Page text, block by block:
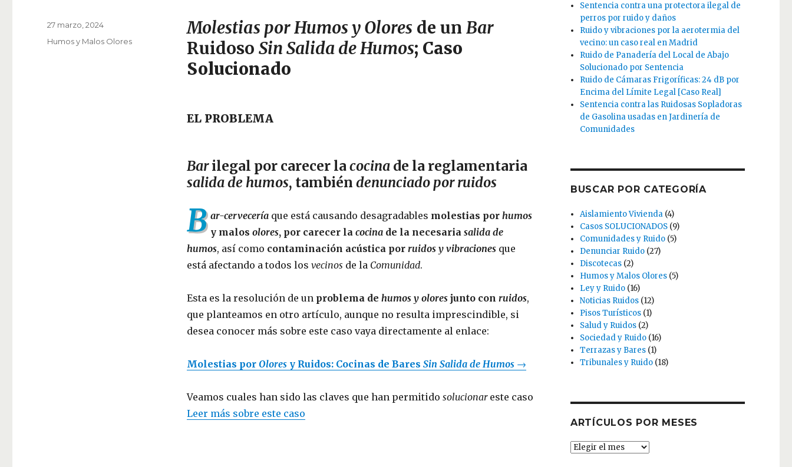
Molestias por Humos y Olores de un Bar
Ruidoso Sin Salida de Humos; Caso
Solucionado
EL PROBLEMA
Barilegal por carecer lacocinade la reglamentaria
salida de humos, también denunciado por ruidos
B ar-cervecería que está causando desagradables molestias porhumos
y malosolores, por carecer lacocina de la necesariasalida de
humos, así como contaminación acústica por ruidos y vibracionesque
está afectando a todos los vecinos de la Comunidad.
Esta es la resolución de un problema de humos y oloresjunto con ruidos,
que planteamos en otro artículo, aunque no resulta imprescindible, si
desea conocer más sobre este caso vaya directamente al enlace:
Molestias por Oloresy Ruidos: Cocinas de Bares Sin Salida de Humos→
Veamos cuales han sido las claves que han permitido solucionareste caso
Leer más sobre este caso
Publicado
el
27 marzo, 2024
Categorías
Humos y Malos Olores
Sentencia contra una protectora ilegal de
perros por ruido y daños
Ruido y vibraciones por la aerotermia del
vecino: un caso real en Madrid
Ruido de Panadería del Local de Abajo
Solucionado por Sentencia
Ruido de Cámaras Frigoríficas: 24 dB por
Encima del Límite Legal [Caso Real]
Sentencia contra las Ruidosas Sopladoras
de Gasolina usadas en Jardinería de
Comunidades
BUSCAR POR CATEGORÍA
Aislamiento Vivienda (4)
Casos SOLUCIONADOS (9)
Comunidades y Ruido (5)
Denunciar Ruido (27)
Discotecas (2)
Humos y Malos Olores (5)
Ley y Ruido (16)
Noticias Ruidos (12)
Pisos Turísticos (1)
Salud y Ruidos (2)
Sociedad y Ruido (16)
Terrazas y Bares (1)
Tribunales y Ruido (18)
ARTÍCULOS POR MESES
ARTÍCULOS